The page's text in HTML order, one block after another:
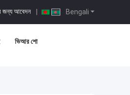
Bengali
জন্য আবেদন |
ভিআর শো